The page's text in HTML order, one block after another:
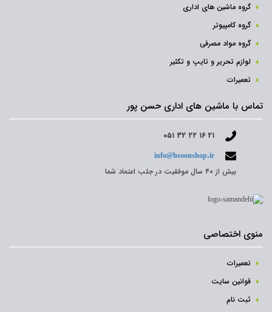
گروه ماشین های اداری
گروه کامپیوتر
گروه مواد مصرفی
لوازم تحریر و تایپ و تکثیر
تعمیرات
تماس با ماشین های اداری حسن پور
۰۵۱ ۳۲ ۲۲ ۱۶ ۲۱
info@hsoonshop.ir
بیش از ۴۰ سال موفقیت در جلب اعتماد شما
منوی اختصاصی
تعمیرات
قوانین سایت
ثبت نام‌